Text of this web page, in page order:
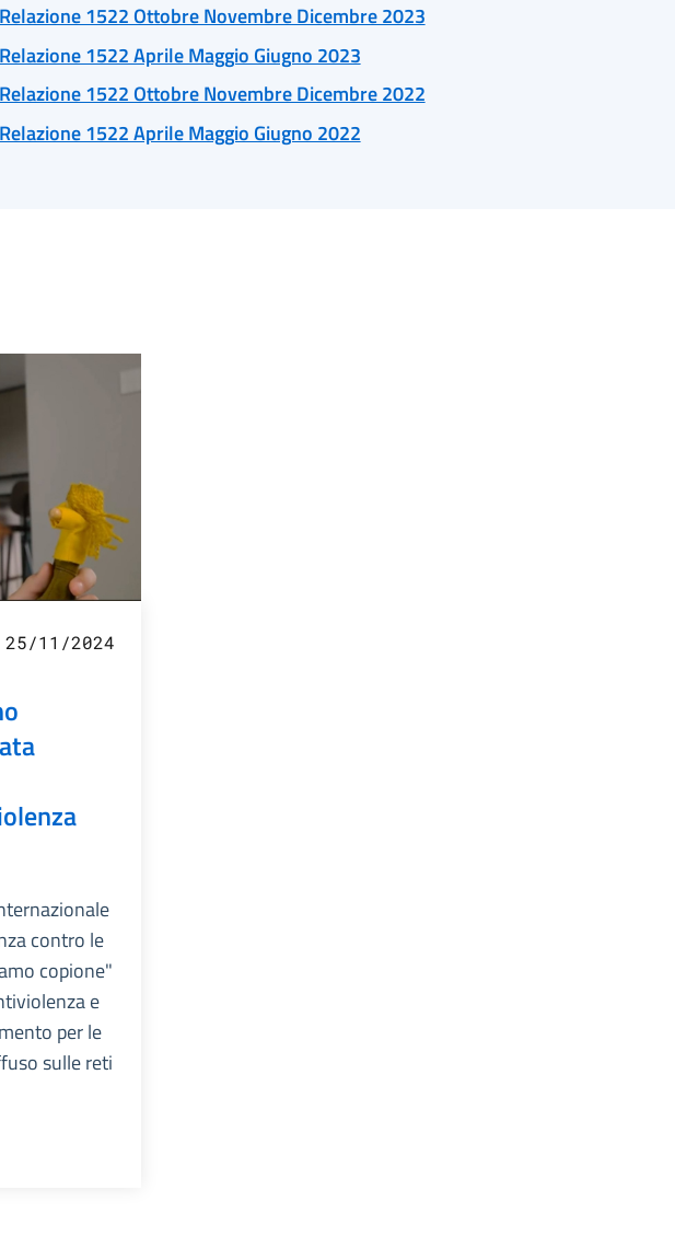
Relazione 1522 Ottobre Novembre Dicembre 2023
Relazione 1522 Aprile Maggio Giugno 2023
Relazione 1522 Ottobre Novembre Dicembre 2022
Relazione 1522 Aprile Maggio Giugno 2022
25/11/2024
contro le
copione"
e
per le
sulle reti